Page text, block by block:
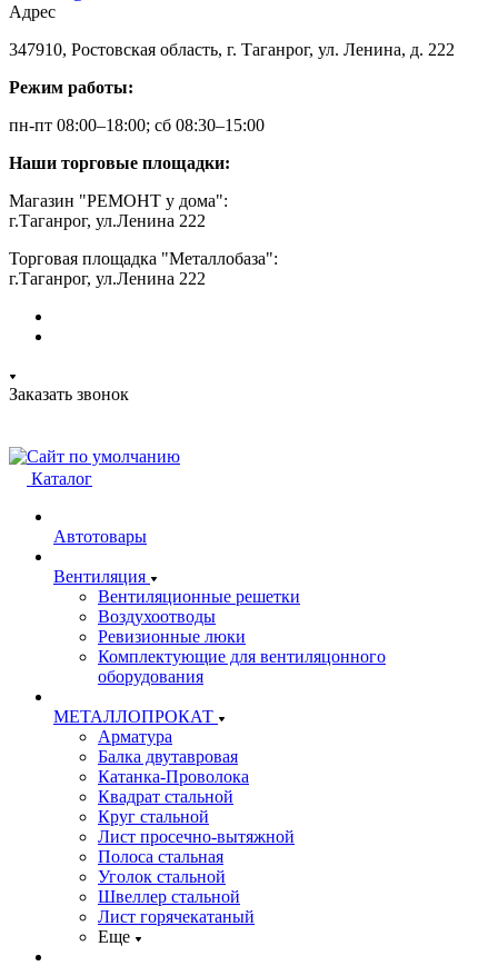
Адрес
347910, Ростовская область, г. Таганрог, ул. Ленина, д. 222
Режим работы:
пн-пт 08:00–18:00; сб 08:30–15:00
Наши торговые площадки:
Магазин "РЕМОНТ у дома":
г.Таганрог, ул.Ленина 222
Торговая площадка "Металлобаза":
г.Таганрог, ул.Ленина 222
Заказать звонок
Каталог
Автотовары
Вентиляция
Вентиляционные решетки
Воздухоотводы
Ревизионные люки
Комплектующие для вентиляцонного
оборудования
МЕТАЛЛОПРОКАТ
Арматура
Балка двутавровая
Катанка-Проволока
Квадрат стальной
Круг стальной
Лист просечно-вытяжной
Полоса стальная
Уголок стальной
Швеллер стальной
Лист горячекатаный
Еще